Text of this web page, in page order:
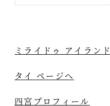
ミライドゥ アイランド
タイ ページへ
四宮プロフィール